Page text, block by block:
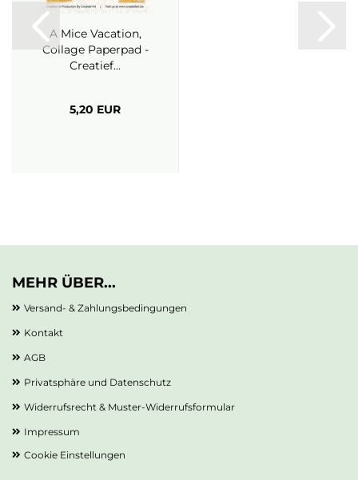
A Mice Vacation,
Collage Paperpad -
Creatief...
5,20 EUR
MEHR ÜBER...
Versand- & Zahlungsbedingungen
Kontakt
AGB
Privatsphäre und Datenschutz
Widerrufsrecht & Muster-Widerrufsformular
Impressum
Cookie Einstellungen